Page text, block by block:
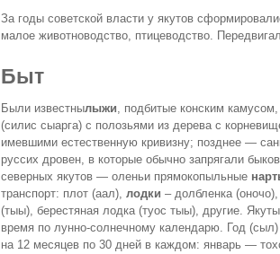
За годы советской власти у якутов
малое животноводство, птицеводство.
Быт
Были известнылыжи , подбитые конским
(силис сыарга) с полозьями из дерева с
имевшими естественную кривизну; позднее —
руссих дровен, в которые обычно запрягали
северных якутов — оленьи прямокопыльные
транспорт: плот (аал), лодки – долбленка
(тыы), берестяная лодка (туос тыы), другие.
время по лунно-солнечному календарю. Год
на 12 месяцев по 30 дней в каждом: январь —